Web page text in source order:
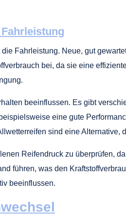
Fahrleistung. Neue, gut
bei, da sie eine
beeinflussen. Es gibt
eine gute
sind eine
Reifendruck zu überprüfen,
führen, was den
beeinflussen.